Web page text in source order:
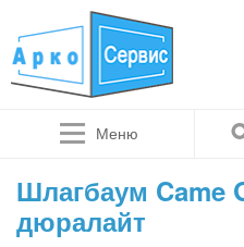
Меню
Шлагбаум Came
дюралайт